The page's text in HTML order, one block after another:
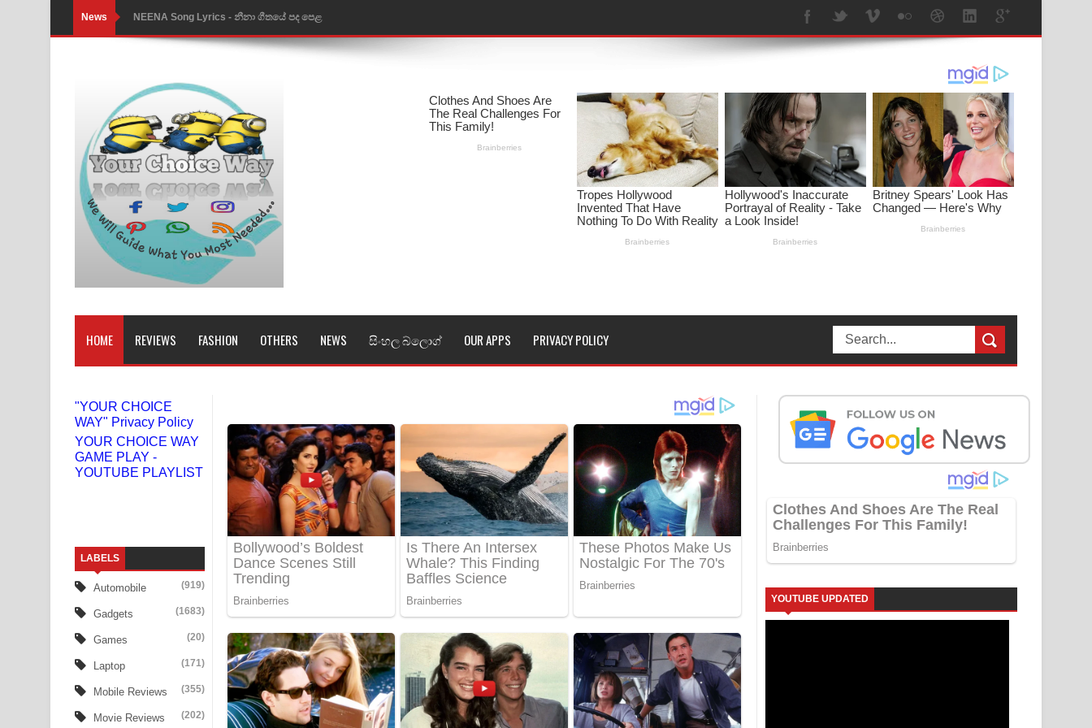
News Ahimi Wimai Himi Song Lyrics - අහිමි විමයි හිමි ගීතයේ පද පෙළ
Mathaka Parana Song Lyrics - මතක පාරනා ගීතයේ පද පෙළ
Nimnadhen Song Lyrics - නිම්නාදෙන් ගීතයේ පද පෙළ
Obamai Mage Adare Song Lyrics - ඔබමයි මගේ ආදරේ ගීතයේ පද පෙළ
Pansal Gihin Song Lyrics - පන්සල් ගිහිං ගීතයේ පද පෙළ
Ankeliya Song Lyrics - අංකෙළිය ගීතයේ පද පෙළ
DEAR GOD Song Lyrics - ඩියර් ගෝඩ් ගීතයේ පද පෙළ
MANAMALA KATHA Song Lyrics - මනමාල කතා ගීතයේ පද පෙළ
Dai Dai Lyrics - Shakira, Burna Boy | 2026 football world cup song lyrics
Numba Dun Aadare Song Lyrics - නුඹ දුන් ආදරේ ගීතයේ පද පෙළ
Liyamuda Dan Anagathe Song Lyrics - ලියමුද දැන් අනාගතේ ගීතයේ පද පෙළ
Doni Song Lyrics - දෝණි ගීතයේ පද පෙළ
Benthara Palame Song Lyrics - බෙන්තර පාලමේ ගීතයේ පද පෙළ
Sanda Babalena Song Lyrics - සඳ බැබලෙන ගීතයේ පද පෙළ
Adare Wadi Nisa Song Lyrics - ආදරේ වැඩි නිසා ගීතයේ පද පෙළ
UNUHUMA Song Lyrics - උණුහුම ගීතයේ පද පෙළ
Katakara Song Lyrics - කටකාර ගීතයේ පද පෙළ
Tharu Yaye Dilena Song Lyrics - තරු යායේ දිලෙනා ගීතයේ පද පෙළ
HOME REVIEWS FASHION OTHERS NEWS සිංහල බ්ලොග් OUR APPS PRIVACY POLICY
"YOUR CHOICE
WAY" Privacy Policy
YOUR CHOICE WAY
GAME PLAY -
YOUTUBE PLAYLIST
LABELS
Automobile (919)
Gadgets (1683)
Games (20)
Laptop (171)
Mobile Reviews (355)
Movie Reviews (202)
YOUTUBE UPDATED